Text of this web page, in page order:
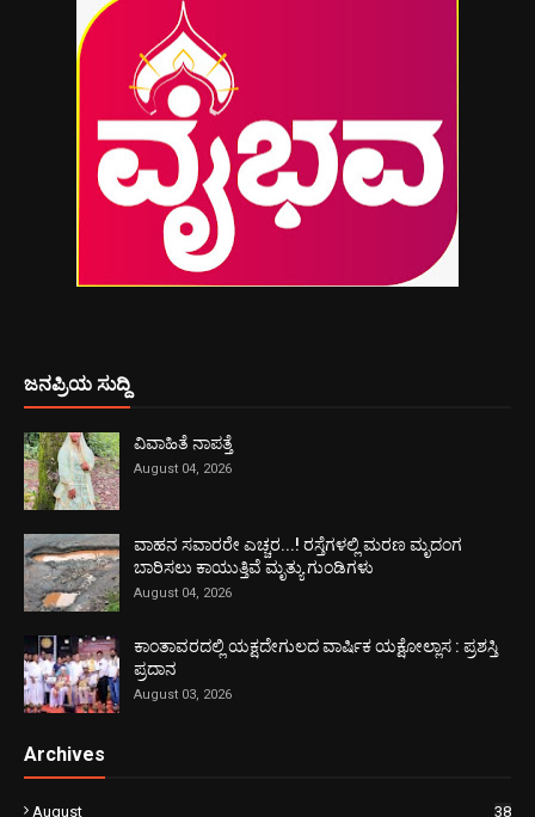
ಜನಪ್ರಿಯ ಸುದ್ದಿ
ವಿವಾಹಿತೆ ನಾಪತ್ತೆ
August 04, 2026
ವಾಹನ ಸವಾರರೇ ಎಚ್ಚರ...! ರಸ್ತೆಗಳಲ್ಲಿ ಮರಣ ಮೃದಂಗ
ಬಾರಿಸಲು ಕಾಯುತ್ತಿವೆ ಮೃತ್ಯು ಗುಂಡಿಗಳು
August 04, 2026
ಕಾಂತಾವರದಲ್ಲಿ ಯಕ್ಷದೇಗುಲದ ವಾರ್ಷಿಕ ಯಕ್ಷೋಲ್ಲಾಸ : ಪ್ರಶಸ್ತಿ
ಪ್ರದಾನ
August 03, 2026
Archives
August 38